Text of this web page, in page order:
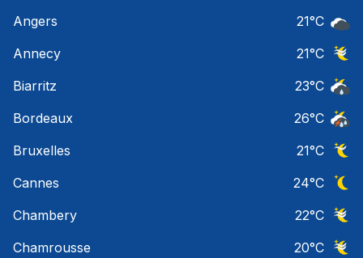
Angers 21°C
Annecy
21°C
Biarritz
23°C
Bordeaux
26°C
Bruxelles
21°C
Cannes
24°C
Chambery
22°C
Chamrousse
20°C